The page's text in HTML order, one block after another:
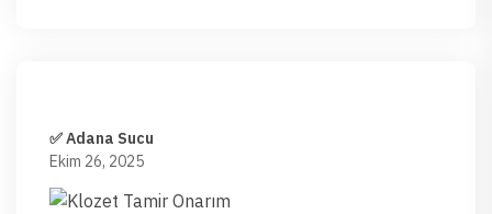
✅ Adana Sucu
Ekim 26, 2025